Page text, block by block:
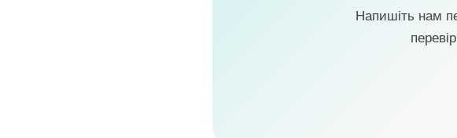
Напишіть нам